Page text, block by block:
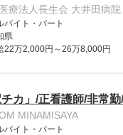
療法人長生会 大井田病院
バイト・パート
県
22万2,000円～26万8,000円
チカ」/正看護師/非常
MINAMISAYA
バイト・パート